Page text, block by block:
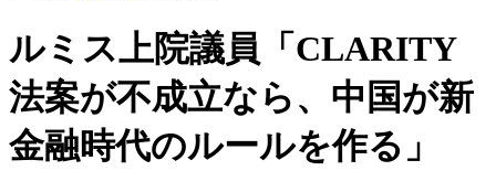
ルミス上院議員「CLARITY
法案が不成立なら、中国が新
金融時代のルールを作る」